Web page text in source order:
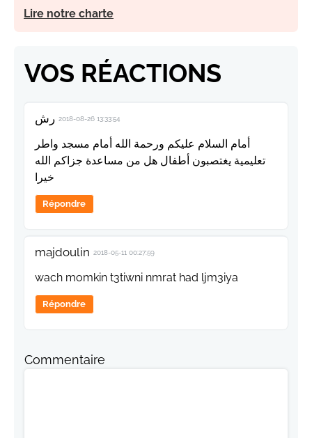
Lire notre charte
VOS RÉACTIONS
رش 2018-08-26 13:33:54
أمام السلام عليكم ورحمة الله أمام مسجد واطر
تعليمية يغتصبون أطفال هل من مساعدة جزاكم الله
خيرا
Répondre
majdoulin 2018-05-11 00:27:59
wach momkin t3tiwni nmrat had ljm3iya
Répondre
Commentaire